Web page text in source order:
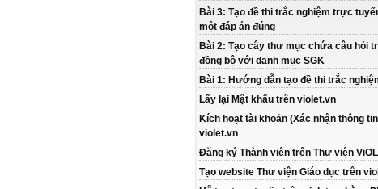
Bài 3: Tạo đề thi trắc nghiệm trực
một đáp án đúng
Bài 2: Tạo cây thư mục chứa câu hỏi
đồng bộ với danh mục SGK
Bài 1: Hướng dẫn tạo đề thi trắc
Lấy lại Mật khẩu trên violet.vn
Kích hoạt tài khoản (Xác nhận thông
violet.vn
Đăng ký Thành viên trên Thư viện
Tạo website Thư viện Giáo dục trên